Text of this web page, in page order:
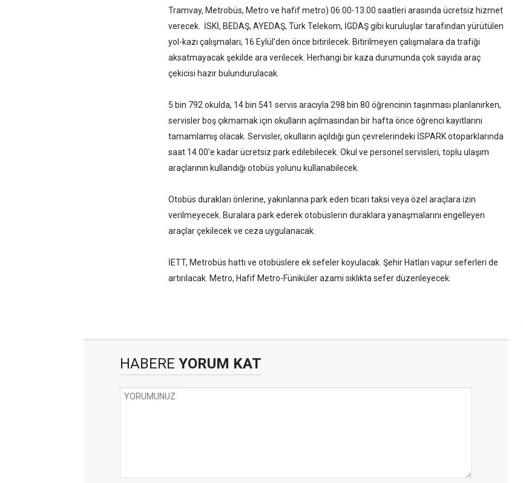
Tramvay, Metrobüs, Metro ve hafif metro) 06.00-13.00 saatleri arasında ücretsiz hizmet
verecek. İSKİ, BEDAŞ, AYEDAŞ, Türk Telekom, İGDAŞ gibi kuruluşlar tarafından yürütülen
yol-kazı çalışmaları, 16 Eylül'den önce bitirilecek. Bitirilmeyen çalışmalara da trafiği
aksatmayacak şekilde ara verilecek. Herhangi bir kaza durumunda çok sayıda araç
çekicisi hazır bulundurulacak.
5 bin 792 okulda, 14 bin 541 servis aracıyla 298 bin 80 öğrencinin taşınması planlanırken,
servisler boş çıkmamak için okulların açılmasından bir hafta önce öğrenci kayıtlarını
tamamlamış olacak. Servisler, okulların açıldığı gün çevrelerindeki İSPARK otoparklarında
saat 14.00'e kadar ücretsiz park edilebilecek. Okul ve personel servisleri, toplu ulaşım
araçlarının kullandığı otobüs yolunu kullanabilecek.
Otobüs durakları önlerine, yakınlarına park eden ticari taksi veya özel araçlara izin
verilmeyecek. Buralara park ederek otobüslerin duraklara yanaşmalarını engelleyen
araçlar çekilecek ve ceza uygulanacak.
İETT, Metrobüs hattı ve otobüslere ek sefeler koyulacak. Şehir Hatları vapur seferleri de
artırılacak. Metro, Hafif Metro-Füniküler azami sıklıkta sefer düzenleyecek.
HABERE YORUM KAT